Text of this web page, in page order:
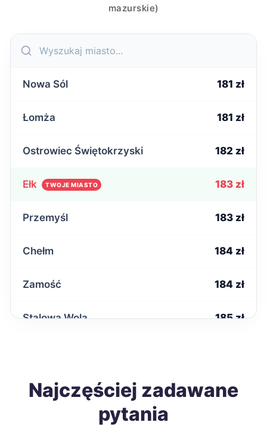
mazurskie)
Nowa Sól 181 zł
Łomża 181 zł
Ostrowiec Świętokrzyski 182 zł
Ełk TWOJE MIASTO 183 zł
Przemyśl 183 zł
Chełm 184 zł
Zamość 184 zł
Stalowa Wola 185 zł
Żary 185 zł
Najczęściej zadawane
pytania